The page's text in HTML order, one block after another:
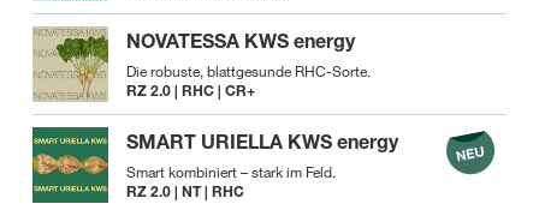
NOVATESSA KWS energy
Die robuste, blattgesunde RHC-Sorte.
RZ 2.0 | RHC | CR+
SMART URIELLA KWS energy
Smart kombiniert – stark im Feld.
RZ 2.0 | NT | RHC